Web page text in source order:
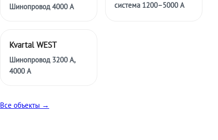
Шинопровод 4000 А
система 1200–5000 А
Kvartal WEST
Шинопровод 3200 А,
4000 А
Все объекты →